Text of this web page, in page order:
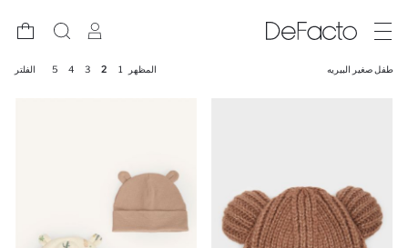
طفل صغير البيريه المظهر 1
2
3
4
5 الفلتر